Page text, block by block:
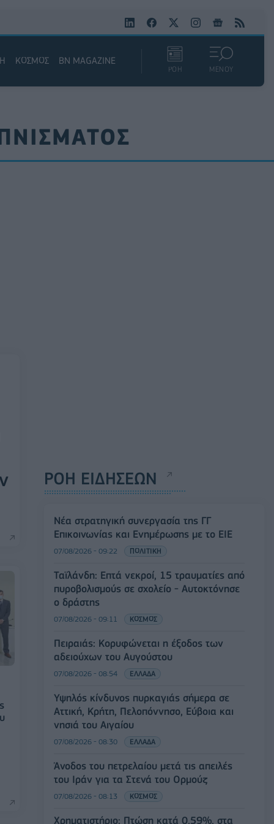
ΚΟΣΜΟΣ BN MAGAZINE
ΡΟΗ ΜΕΝΟΥ
ΡΟΗ ΕΙΔΗΣΕΩΝ
Νέα στρατηγική συνεργασία της ΓΓ
Επικοινωνίας και Ενημέρωσης με το ΕΙΕ
07/08/2026 - 09:22 ΠΟΛΙΤΙΚΗ
Ταϊλάνδη: Επτά νεκροί, 15 τραυματίες από
πυροβολισμούς σε σχολείο - Αυτοκτόνησε
ο δράστης
07/08/2026 - 09:11 ΚΟΣΜΟΣ
Πειραιάς: Κορυφώνεται η έξοδος των
αδειούχων του Αυγούστου
07/08/2026 - 08:54 ΕΛΛΑΔΑ
Υψηλός κίνδυνος πυρκαγιάς σήμερα σε
Αττική, Κρήτη, Πελοπόννησο, Εύβοια και
νησιά του Αιγαίου
07/08/2026 - 08:30 ΕΛΛΑΔΑ
Άνοδος του πετρελαίου μετά τις απειλές
του Ιράν για τα Στενά του Ορμούζ
07/08/2026 - 08:13 ΚΟΣΜΟΣ
Χρηματιστήριο: Πτώση κατά 0,59%, στα